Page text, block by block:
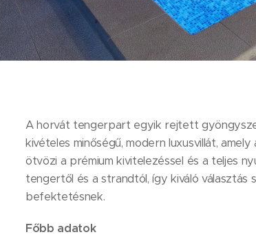
A horvát tengerpart egyik rejtett
kivételes minőségű, modern luxusvillát,
ötvözi a prémium kivitelezéssel és a teljes
tengertől és a strandtól, így kiváló választás
befektetésnek.
Főbb adatok